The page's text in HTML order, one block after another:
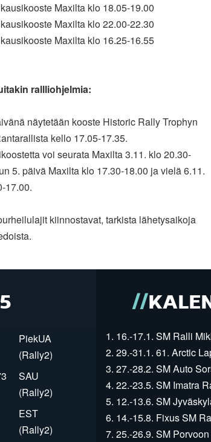
Maxilta klo 18.05-19.00
Maxilta klo 22.00-22.30
Maxilta klo 16.25-16.55
rallliohjelmia:
näytetään kooste Historic Rally Trophyn
kello 17.05-17.35.
voi seurata Maxilta 3.11. klo 20.30-
5. päivä Maxilta klo 17.30-18.00 ja vielä 6.11.
17.00.
kiinnostavat, tarkista lähetysaikoja
PiekUA
(Rally2)
SAU
(Rally2)
EST
(Rally2)
1. 16.-17.1. SM Ralli
2. 29.-31.1. 61. Arctic
3. 27.-28.2. SM Auto
4. 22.-23.5. SM Imatra
5. 12.-13.6. SM
6. 14.-15.8. Fixus SM
7. 25.-26.9. SM